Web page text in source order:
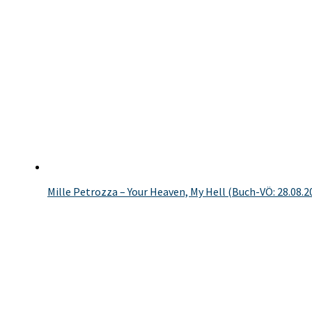
Mille Petrozza – Your Heaven, My Hell (Buch-VÖ: